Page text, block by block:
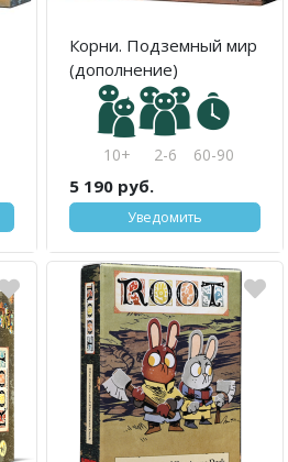
Корни. Подземный мир
(дополнение)
10+ 2-6 60-90
5 190 руб.
Уведомить